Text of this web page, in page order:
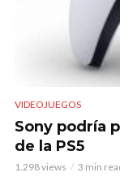
VIDEOJUEGOS
Sony podría
de la PS5
1.298 views 3 min